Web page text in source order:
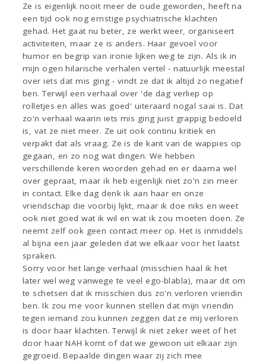
Ze is eigenlijk nooit meer de oude geworden, heeft na
een tijd ook nog ernstige psychiatrische klachten
gehad. Het gaat nu beter, ze werkt weer, organiseert
activiteiten, maar ze is anders. Haar gevoel voor
humor en begrip van ironie lijken weg te zijn. Als ik in
mijn ogen hilarische verhalen vertel - natuurlijk meestal
over iets dat mis ging - vindt ze dat ik altijd zo negatief
ben. Terwijl een verhaal over 'de dag verliep op
rolletjes en alles was goed' uiteraard nogal saai is. Dat
zo'n verhaal waarin iets mis ging juist grappig bedoeld
is, vat ze niet meer. Ze uit ook continu kritiek en
verpakt dat als vraag. Ze is de kant van de wappies op
gegaan, en zo nog wat dingen. We hebben
verschillende keren woorden gehad en er daarna wel
over gepraat, maar ik heb eigenlijk niet zo'n zin meer
in contact. Elke dag denk ik aan haar en onze
vriendschap die voorbij lijkt, maar ik doe niks en weet
ook niet goed wat ik wil en wat ik zou moeten doen. Ze
neemt zelf ook geen contact meer op. Het is inmiddels
al bijna een jaar geleden dat we elkaar voor het laatst
spraken.
Sorry voor het lange verhaal (misschien haal ik het
later wel weg vanwege te veel ego-blabla), maar dit om
te schetsen dat ik misschien dus zo'n verloren vriendin
ben. Ik zou me voor kunnen stellen dat mijn vriendin
tegen iemand zou kunnen zeggen dat ze mij verloren
is door haar klachten. Terwijl ik niet zeker weet of het
door haar NAH komt of dat we gewoon uit elkaar zijn
gegroeid. Bepaalde dingen waar zij zich mee